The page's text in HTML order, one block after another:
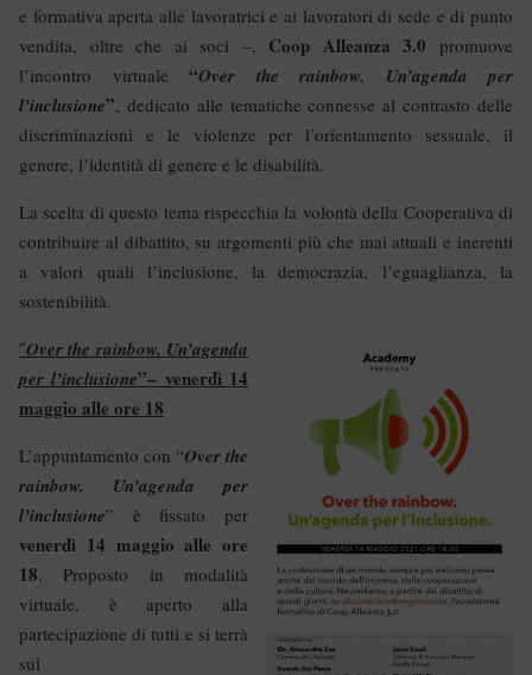
e formativa aperta alle lavoratrici e ai lavoratori di sede e di punto
vendita, oltre che ai soci –, Coop Alleanza 3.0 promuove
l’incontro virtuale “Over the rainbow. Un’agenda per
l’inclusione”, dedicato alle tematiche connesse al contrasto delle
discriminazioni e le violenze per l’orientamento sessuale, il
genere, l’identità di genere e le disabilità.
La scelta di questo tema rispecchia la volontà della Cooperativa di
contribuire al dibattito, su argomenti più che mai attuali e inerenti
a valori quali l’inclusione, la democrazia, l’eguaglianza, la
sostenibilità.
“Over the rainbow. Un’agenda
per l’inclusione”– venerdì 14
maggio alle ore 18
L’appuntamento con “Over the
rainbow. Un’agenda per
l’inclusione” è fissato per
venerdì 14 maggio alle ore
18. Proposto in modalità
virtuale, è aperto alla
partecipazione di tutti e si terrà
sul